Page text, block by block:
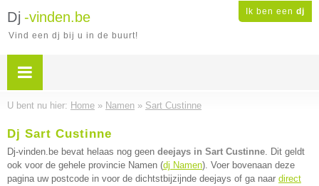
Ik ben een dj
Dj -vinden.be
Vind een dj bij u in de buurt!
U bent nu hier: Home » Namen » Sart Custinne
Dj Sart Custinne
Dj-vinden.be bevat helaas nog geen deejays in Sart Custinne. Dit geldt
ook voor de gehele provincie Namen (dj Namen). Voer bovenaan deze
pagina uw postcode in voor de dichtstbijzijnde deejays of ga naar direct